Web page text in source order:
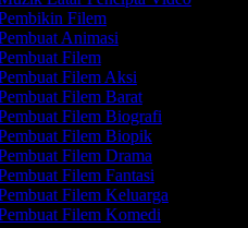
Filem
Animasi
Filem
Filem Aksi
Filem Barat
Filem Biografi
Filem Biopik
Filem Drama
Filem Fantasi
Filem Keluarga
Filem Komedi